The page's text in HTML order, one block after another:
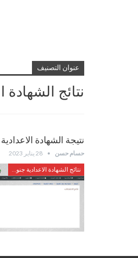
عنوان التصنيف
نتائج الشهادة
نتيجة الشهادة الاعدادية محافظة
حسام حسن 28 يناير 2023